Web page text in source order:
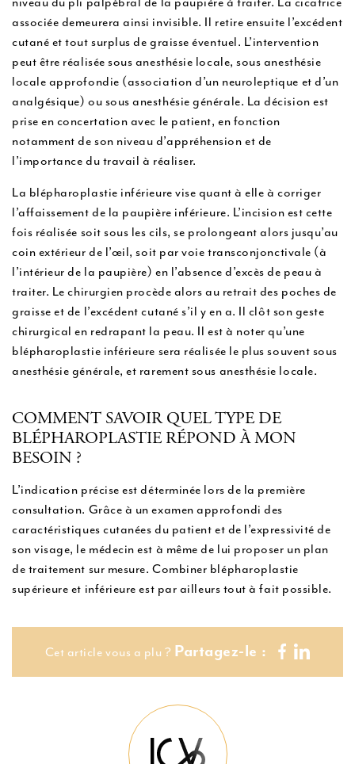
associée demeurera ainsi invisible. Il retire ensuite l’excédent
cutané et tout surplus de graisse éventuel. L’intervention
peut être réalisée sous anesthésie locale, sous anesthésie
locale approfondie (association d’un neuroleptique et d’un
analgésique) ou sous anesthésie générale. La décision est
prise en concertation avec le patient, en fonction
notamment de son niveau d’appréhension et de
l’importance du travail à réaliser.
La blépharoplastie inférieure vise quant à elle à corriger
l’affaissement de la paupière inférieure. L’incision est cette
fois réalisée soit sous les cils, se prolongeant alors jusqu’au
coin extérieur de l’œil, soit par voie transconjonctivale (à
l’intérieur de la paupière) en l’absence d’excès de peau à
traiter. Le chirurgien procède alors au retrait des poches de
graisse et de l’excédent cutané s’il y en a. Il clôt son geste
chirurgical en redrapant la peau. Il est à noter qu’une
blépharoplastie inférieure sera réalisée le plus souvent sous
anesthésie générale, et rarement sous anesthésie locale.
COMMENT SAVOIR QUEL TYPE DE
BLÉPHAROPLASTIE RÉPOND À MON
BESOIN ?
L’indication précise est déterminée lors de la première
consultation. Grâce à un examen approfondi des
caractéristiques cutanées du patient et de l’expressivité de
son visage, le médecin est à même de lui proposer un plan
de traitement sur mesure. Combiner blépharoplastie
supérieure et inférieure est par ailleurs tout à fait possible.
Cet article vous a plu ? Partagez-le :